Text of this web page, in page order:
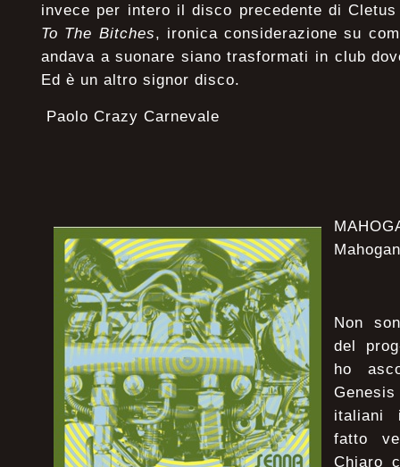
invece per intero il disco precedente di
To The Bitches, ironica considerazione su
andava a suonare siano trasformati in club
Ed è un altro signor disco.
Paolo Crazy Carnevale
Non
del
ho
italiani
fatto
Chiaro